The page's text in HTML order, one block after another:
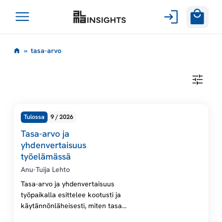
sisältöön
Avaa
t
a
a
r
» tasa-arvo
Tulossa 9 / 2026
Tasa-arvo ja
yhdenvertaisuus
työelämässä
Anu-Tuija Lehto
Tasa-arvo ja yhdenvertaisuus
työpaikalla esittelee kootusti ja
käytännönläheisesti, miten tasa-